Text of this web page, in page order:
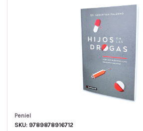
Peniel
SKU: 9789878916712